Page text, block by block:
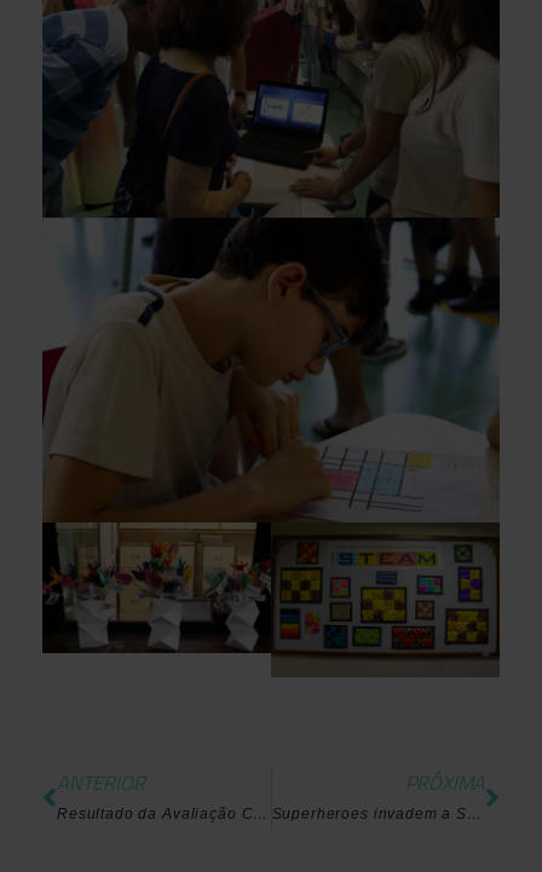
ANTERIOR
Resultado da Avaliação Classificatória
PRÓXIMA
Superheroes invadem a Spring Presentation